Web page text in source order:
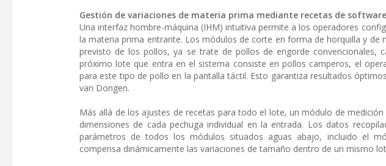
Gestión de variaciones de materia prima mediante recetas de software
Una interfaz hombre-máquina (IHM) intuitiva permite a los operadores
la materia prima entrante. Los módulos de corte en forma de horquilla y de
previsto de los pollos, ya se trate de pollos de engorde convencionales,
próximo lote que entra en el sistema consiste en pollos camperos, el
para este tipo de pollo en la pantalla táctil. Esto garantiza resultados
van Dongen.
Más allá de los ajustes de recetas para todo el lote, un módulo de
dimensiones de cada pechuga individual en la entrada. Los datos
parámetros de todos los módulos situados aguas abajo, incluido el
compensa dinámicamente las variaciones de tamaño dentro de un mismo